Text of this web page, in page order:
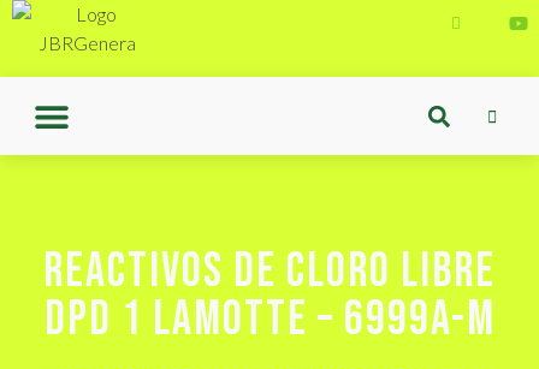
REACTIVOS DE CLORO LIBRE
DPD 1 LAMOTTE – 6999A-M